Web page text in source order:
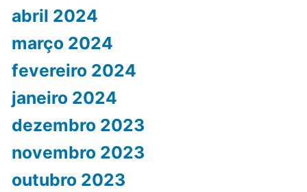
abril 2024
março 2024
fevereiro 2024
janeiro 2024
dezembro 2023
novembro 2023
outubro 2023